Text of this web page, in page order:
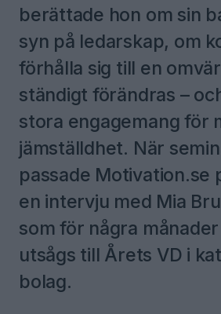
berättade hon om sin
syn på ledarskap, om
förhålla sig till en
ständigt förändras –
stora engagemang för
jämställdhet. När
passade Motivation.se
en intervju med Mia
som för några
utsågs till Årets VD i
bolag.